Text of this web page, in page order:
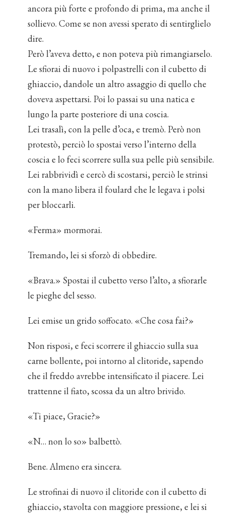
ancora più forte e profondo di prima, ma anche il
sollievo. Come se non avessi sperato di sentirglielo
dire.
Però l’aveva detto, e non poteva più rimangiarselo.
Le sfiorai di nuovo i polpastrelli con il cubetto di
ghiaccio, dandole un altro assaggio di quello che
doveva aspettarsi. Poi lo passai su una natica e
lungo la parte posteriore di una coscia.
Lei trasalì, con la pelle d’oca, e tremò. Però non
protestò, perciò lo spostai verso l’interno della
coscia e lo feci scorrere sulla sua pelle più sensibile.
Lei rabbrividì e cercò di scostarsi, perciò le strinsi
con la mano libera il foulard che le legava i polsi
per bloccarli.
«Ferma» mormorai.
Tremando, lei si sforzò di obbedire.
«Brava.» Spostai il cubetto verso l’alto, a sfiorarle
le pieghe del sesso.
Lei emise un grido soffocato. «Che cosa fai?»
Non risposi, e feci scorrere il ghiaccio sulla sua
carne bollente, poi intorno al clitoride, sapendo
che il freddo avrebbe intensificato il piacere. Lei
trattenne il fiato, scossa da un altro brivido.
«Ti piace, Gracie?»
«N… non lo so» balbettò.
Bene. Almeno era sincera.
Le strofinai di nuovo il clitoride con il cubetto di
ghiaccio, stavolta con maggiore pressione, e lei si